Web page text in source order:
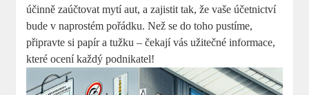
účinně zaúčtovat mytí aut, a zajistit tak, že vaše účetnictví
bude v naprostém pořádku. Než se do toho pustíme,
připravte si papír a tužku – čekají vás užitečné informace,
které ocení každý podnikatel!